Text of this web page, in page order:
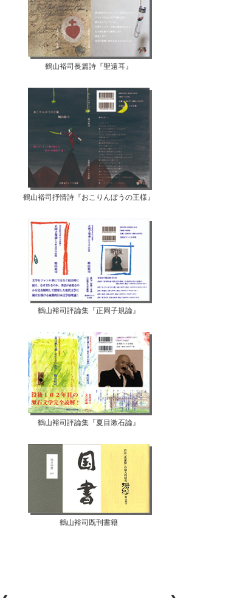
鶴山裕司長篇詩『聖遠耳』
鶴山裕司抒情詩『おこりんぼうの王様』
鶴山裕司評論集『正岡子規論』
鶴山裕司評論集『夏目漱石論』
鶴山裕司既刊書籍